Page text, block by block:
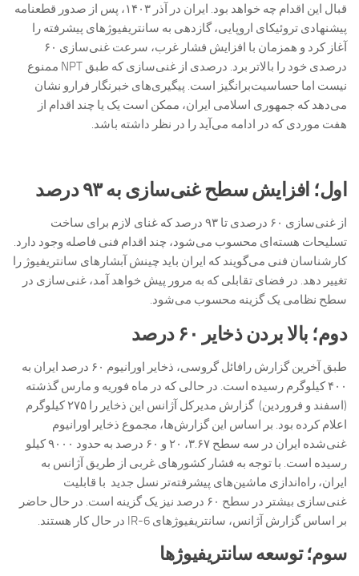
قبال این اقدام چه خواهد بود. ایران در آذر ۱۴۰۳، پس از صدور قطعنامه
پیشنهادی تروئیکای اروپایی، گازدهی به سانتریفیوژهای پیشرفته را
آغاز کرد و همزمان با افزایش فشار غرب، سرعت غنی‌سازی ۶۰
درصدی خود را بالاتر برد. درصدی از غنی‌سازی که طبق NPT ممنوع
نیست اما حساسیت‌برانگیز است. پیگیری‌های خبرنگار فرارو نشان
می‌دهد که جمهوری اسلامی ایران، ممکن است یک یا چند اقدام از
هفت موردی که در ادامه می‌آید را در نظر داشته باشد.
اول؛ افزایش سطح غنی‌سازی به ۹۳ درصد
از غنی‌سازی ۶۰ درصدی تا ۹۳ درصد که غنای لازم برای ساخت
تسلیحات هسته‌ای محسوب می‌شود، چند اقدام فنی فاصله وجود دارد.
کارشناسان فنی می‌گویند که ایران باید چینش آبشارهای سانتریفیوژ را
تغییر دهد. در فضای تقابلی که به مرور پیش خواهد آمد، غنی‌سازی در
سطح نظامی یک گزینه محسوب می‌شود.
دوم؛ بالا بردن ذخایر ۶۰ درصد
طبق آخرین گزارش رافائل گروسی، ذخایر اورانیوم ۶۰ درصد ایران به
۴۰۰ کیلوگرم رسیده است. در حالی که در ماه فوریه و مارس گذشته
(اسفند و فروردین) گزارش مدیرکل آژانس این ذخایر را ۲۷۵ کیلوگرم
اعلام کرده بود. بر اساس این گزارش‌ها، مجموع ذخایر اورانیوم
غنی‌شده ایران در سه سطح ۳.۶۷، ۲۰ و ۶۰ درصد به حدود ۹۰۰۰ کیلو
رسیده است. با توجه به فشار کشورهای غربی از طریق آژانس به
ایران، راه‌اندازی ماشین‌های پیشرفته‌تر نسل جدید با قابلیت
غنی‌سازی بیشتر در سطح ۶۰ درصد نیز یک گزینه است. در حال حاضر
بر اساس گزارش آژانس، سانتریفیوژهای IR-6 در حال کار هستند.
سوم؛ توسعه سانتریفیوژها